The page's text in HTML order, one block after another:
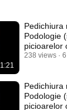
1:21
Pedichiura
Podologie
picioarelor
238 views
Pedichiura
Podologie
picioarelor